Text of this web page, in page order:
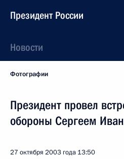
Президент России
Новости
Фотографии
Президент провел
обороны Сергеем
27 октября 2003 года 13:50